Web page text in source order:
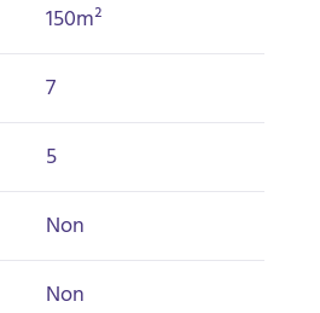
150m²
7
5
Non
Non